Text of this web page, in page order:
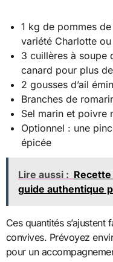
1 kg de pommes
variété Charlotte
3 cuillères à soupe
canard pour plus
2 gousses d’ail
Branches de
Sel marin et poivre
Optionnel : une
épicée
Lire aussi :
guide authentique
Ces quantités
convives. Prévoyez
pour un